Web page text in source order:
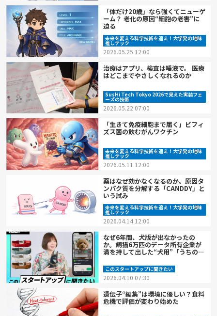
「体だけ20歳」なら強くてニューゲ
ーム？ 老化の原因“細胞の老害”に
迫る
未来を変える科学技術を追え！大学発の地味
推しテック
2026.05.25 12:00
治療はアプリ、検査は唾液で。 医療
はどこまでやさしくなれるのか
SusHi Tech Tokyo 2026で見えた実装フェ
ーズの技術
2026.05.22 07:00
「生きて免疫細胞まで届く」ビフィ
ズス菌の飲むがんワクチン
未来を変える科学技術を追え！大学発の地味
推しテック
2026.05.11 12:00
薬はなぜ効かなくなるのか。原因タ
ンパク質を分解する「CANDDY」と
いう試み
未来を変える科学技術を追え！大学発の地味
推しテック
2026.04.14 12:00
なぜ6年間、犬版が出なかったの
か。飼猫6万匹のデータ所有企業が
満を持して出した“犬用”「うちの
このスタートアップに聞きたい
2026.04.10 07:30
遺伝子“編集”は環境に優しい？食料
危機で評価が変わり始めた